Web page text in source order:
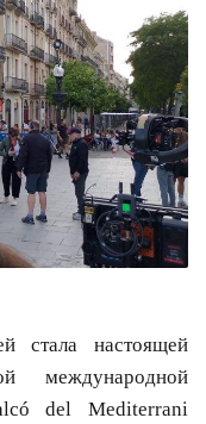
стала настоящей
международной
del Mediterrani